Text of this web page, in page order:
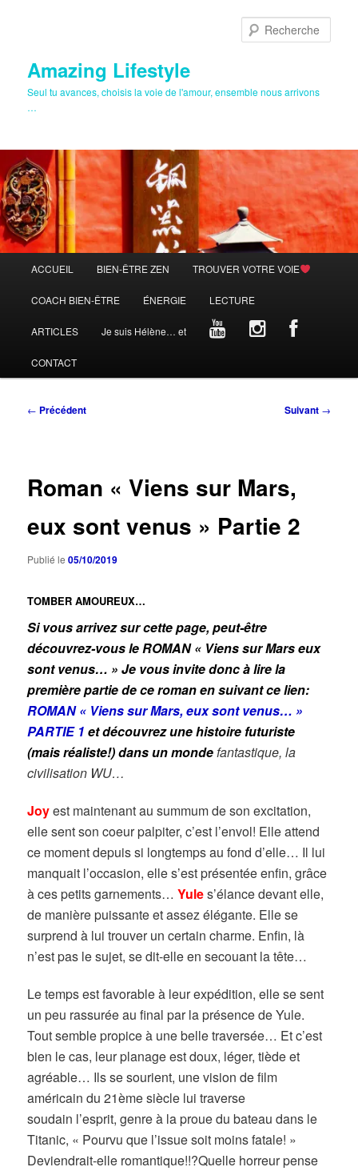
Amazing Lifestyle
Seul tu avances, choisis la voie de l'amour, ensemble nous arrivons
…
principal
ACCUEIL BIEN-ÊTRE ZEN TROUVER VOTRE VOIE
COACH BIEN-ÊTRE ÉNERGIE LECTURE
ARTICLES Je suis Hélène… et
CONTACT
Navigation
← Précédent Suivant →
Roman « Viens sur Mars,
eux sont venus » Partie 2
Publié le05/10/2019
TOMBER AMOUREUX…
Si vousarrivezsur cette page, peut-être
découvrez-vous le ROMAN « Viens sur Mars eux
sont venus… » Je vous invite donc à lire la
première partie de ce roman en suivant ce lien:
ROMAN « Viens sur Mars, eux sont venus… »
PARTIE 1et découvrez une histoire futuriste
(mais réaliste!) dans un mondefantastique, la
civilisation WU…
Joyest maintenant au summum de son excitation,
elle sent son coeur palpiter, c’est l’envol! Elle attend
ce moment depuis si longtemps au fond d’elle… Il lui
manquait l’occasion, elle s’est présentée enfin, grâce
à ces petits garnements…Yules’élance devant elle,
de manière puissante et assez élégante. Elle se
surprend à lui trouver un certain charme. Enfin, là
n’est pas le sujet, se dit-elle en secouant la tête…
Le temps est favorable à leur expédition, elle se sent
un peu rassurée au final par la présence de Yule.
Tout semble propice à une belle traversée… Et c’est
bien le cas, leur planage est doux, léger, tiède et
agréable… Ils se sourient, une vision de film
américain du 21ème siècle lui traverse
soudain l’esprit, genre à la proue du bateau dans le
Titanic, « Pourvu que l’issue soit moins fatale! »
Deviendrait-elle romantique!!?Quelle horreur pense